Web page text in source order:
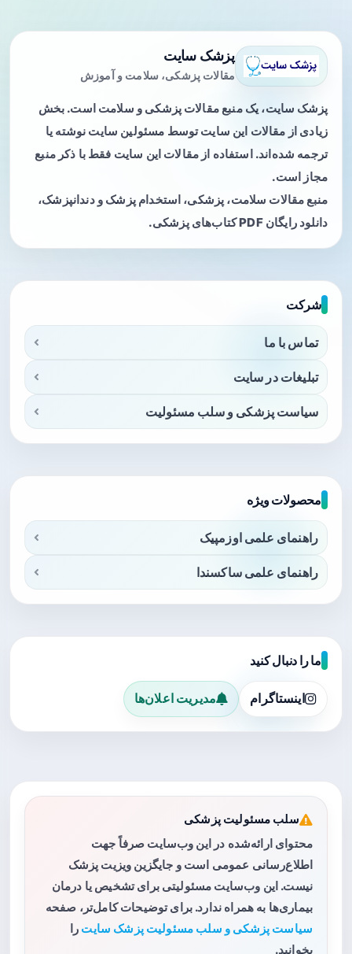
پزشک سایت
مقالات پزشکی، سلامت و آموزش
پزشک سایت، یک منبع مقالات پزشکی و سلامت است. بخش
زیادی از مقالات این سایت توسط مسئولین سایت نوشته یا
ترجمه شده‌اند. استفاده از مقالات این سایت فقط با ذکر منبع
مجاز است.
منبع مقالات سلامت، پزشکی، استخدام پزشک و دندانپزشک،
دانلود رایگان PDF کتاب‌های پزشکی.
شرکت
تماس با ما
تبلیغات در سایت
سیاست پزشکی و سلب مسئولیت
محصولات ویژه
راهنمای علمی اوزمپیک
راهنمای علمی ساکسندا
ما را دنبال کنید
اینستاگرام مدیریت اعلان‌ها
سلب مسئولیت پزشکی
محتوای ارائه‌شده در این وب‌سایت صرفاً جهت
اطلاع‌رسانی عمومی است و جایگزین ویزیت پزشک
نیست. این وب‌سایت مسئولیتی برای تشخیص یا درمان
بیماری‌ها به همراه ندارد. برای توضیحات کامل‌تر، صفحه
سیاست پزشکی و سلب مسئولیت پزشک سایت را
بخوانید.